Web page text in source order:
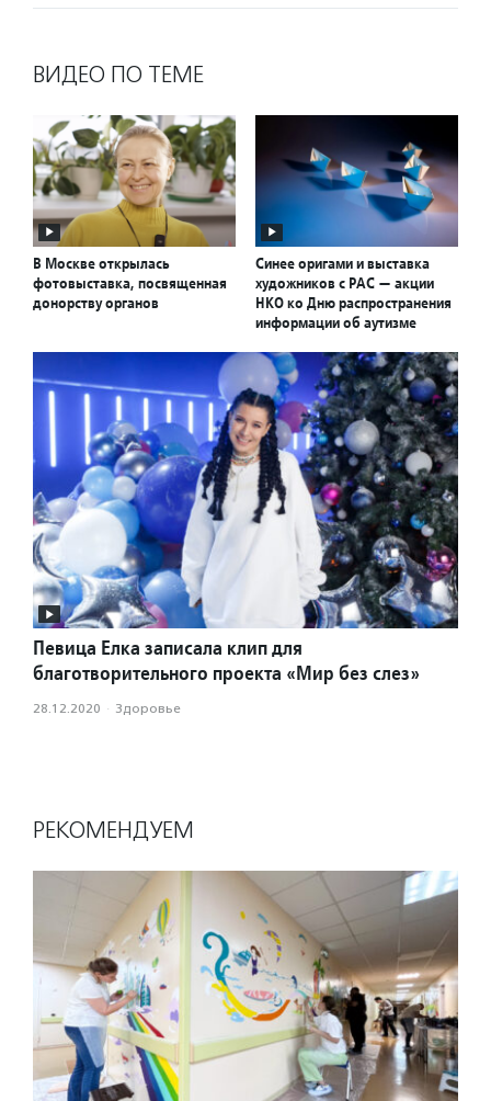
ВИДЕО ПО ТЕМЕ
В Москве открылась
фотовыставка, посвященная
донорству органов
Синее оригами и выставка
художников с РАС — акции
НКО ко Дню распространения
информации об аутизме
Певица Елка записала клип для
благотворительного проекта «Мир без слез»
28.12.2020 · Здоровье
РЕКОМЕНДУЕМ